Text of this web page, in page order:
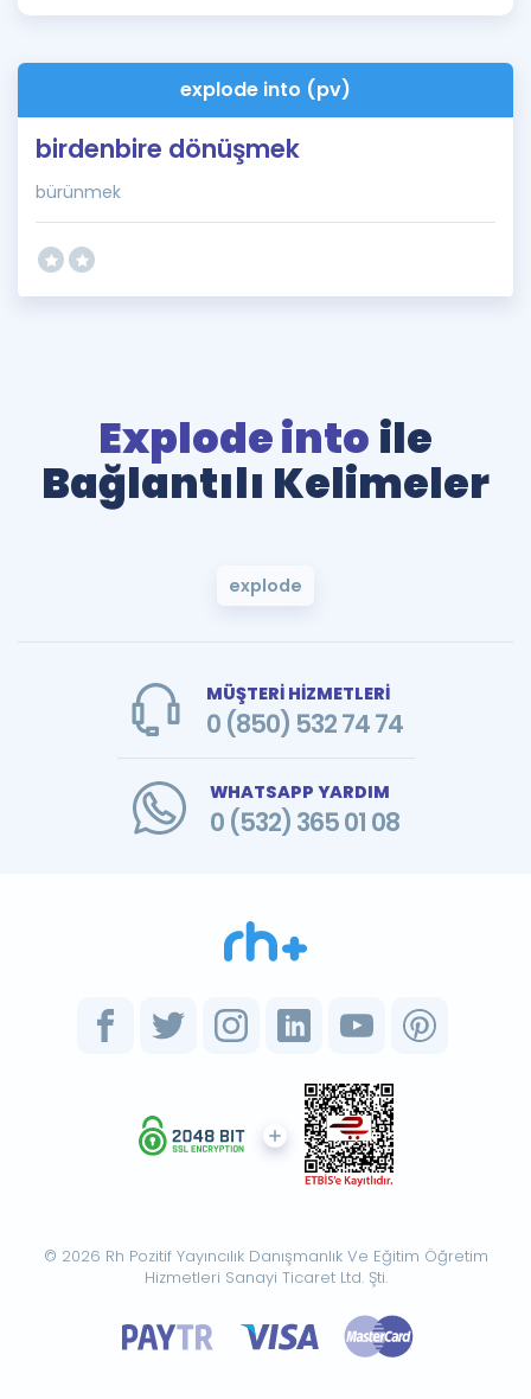
İngilizce Gramerexplode into (pv)
birdenbire dönüşmek
bürünmek
Explode into ile
Bağlantılı Kelimeler
explode
MÜŞTERİ HİZMETLERİ
0 (850) 532 74 74
WHATSAPP YARDIM
0 (532) 365 01 08
© 2026 Rh Pozitif Yayıncılık Danışmanlık Ve Eğitim Öğretim
Hizmetleri Sanayi Ticaret Ltd. Şti.